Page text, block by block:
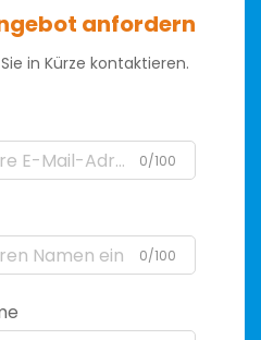
anfordern
in Kürze kontaktieren.
0/100
0/100